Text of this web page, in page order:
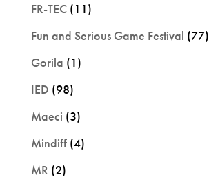
FR-TEC(11)
Fun and Serious Game Festival (77)
Gorila (1)
IED (98)
Maeci (3)
Mindiff(4)
MR (2)